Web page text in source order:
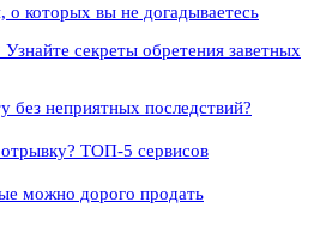
о которых вы не догадываетесь
Узнайте секреты обретения заветных
без неприятных последствий?
ТОП-5 сервисов
можно дорого продать